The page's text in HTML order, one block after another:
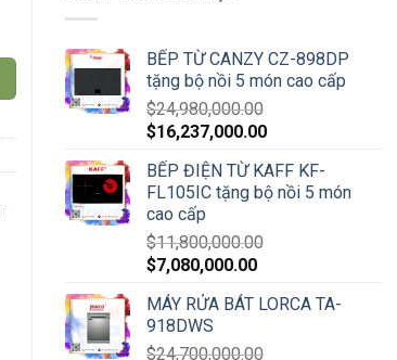
BẾP TỪ CANZY CZ-898DP
tặng bộ nồi 5 món cao cấp
$24,980,000.00
$16,237,000.00
BẾP ĐIỆN TỪ KAFF KF-
FL105IC tặng bộ nồi 5 món
cao cấp
$11,800,000.00
$7,080,000.00
MÁY RỬA BÁT LORCA TA-
918DWS
$24,700,000.00